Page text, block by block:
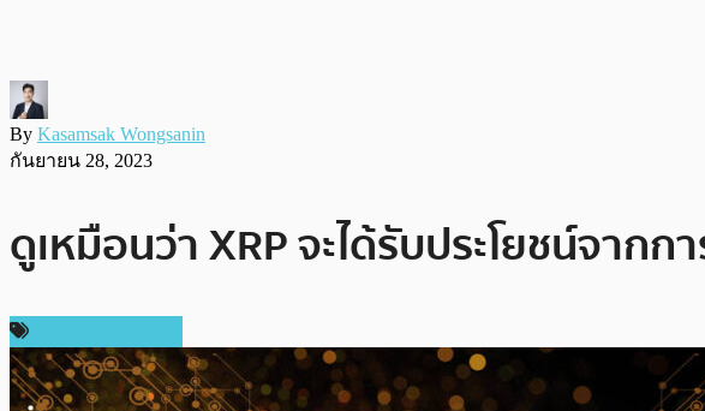
By Kasamsak Wongsanin
กันยายน 28, 2023
ดูเหมือนว่า XRP จะได้รับประโยชน์จา